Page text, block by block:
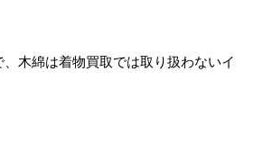
木綿は着物買取では取り扱わないイ